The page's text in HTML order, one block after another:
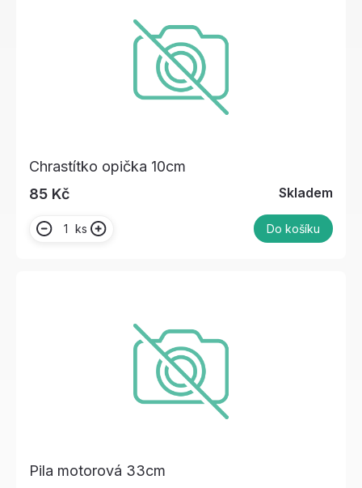
Chrastítko opička 10cm
85 Kč
Skladem
ks Do košíku
Pila motorová 33cm